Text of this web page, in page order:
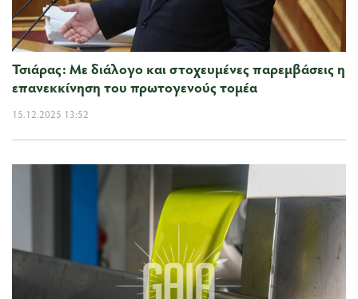
Τσιάρας: Με διάλογο και στοχευμένες παρεμβάσεις η
επανεκκίνηση του πρωτογενούς τομέα
15.12.2025 13:52